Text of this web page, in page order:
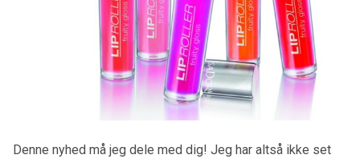
Denne nyhed må jeg dele med dig! Jeg har altså ikke set